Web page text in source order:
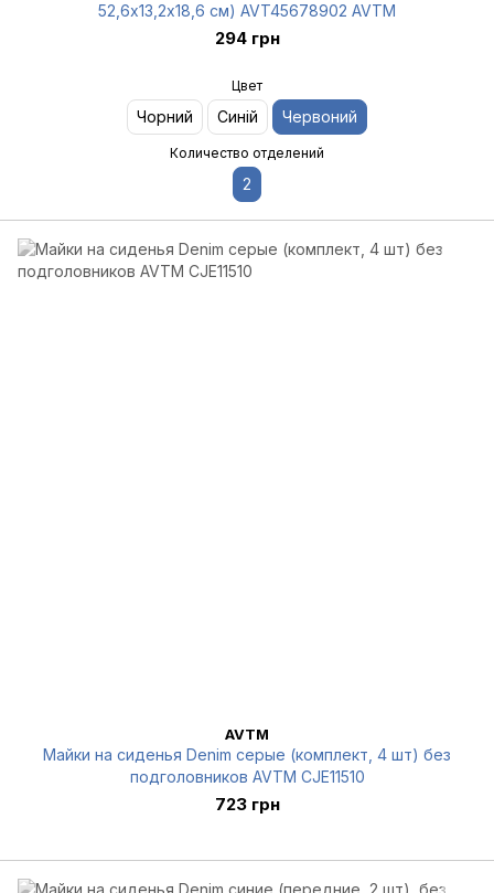
52,6х13,2х18,6 см) AVT45678902 AVTM
294 грн
Цвет
Чорний Синій Червоний
Количество отделений
2
AVTM
Майки на сиденья Denim серые (комплект, 4 шт) без
подголовников AVTM CJE11510
723 грн